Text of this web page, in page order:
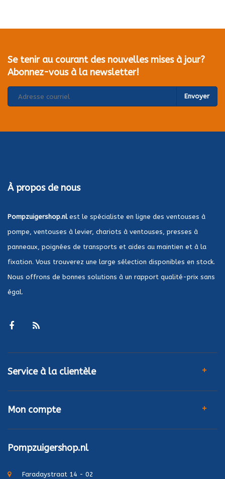
Se tenir au courant des nouvelles mises à jour?
Abonnez-vous à la newsletter!
Envoyer
À propos de nous
Pompzuigershop.nlest le spécialiste en ligne des ventouses à
pompe, ventouses à levier, chariots à ventouses, presses à
panneaux, poignées de transports et aides au maintien et à la
fixation. Vous trouverez une large sélection disponibles en stock.
Nous offrons de bonnes solutions à un rapport qualité-prix sans
égal.
Service à la clientèle
Mon compte
Pompzuigershop.nl
Faradaystraat 14 - 02